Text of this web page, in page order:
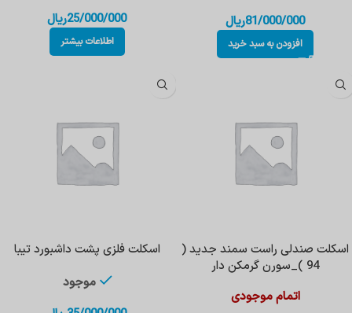
81/000/000ریال
افزودن به سبد خرید
25/000/000ریال
اطلاعات بیشتر
اسکلت صندلی راست سمند جدید (
94 )_سورن گرمکن دار
اتمام موجودی
اسکلت فلزی پشت داشبورد تیبا
موجود